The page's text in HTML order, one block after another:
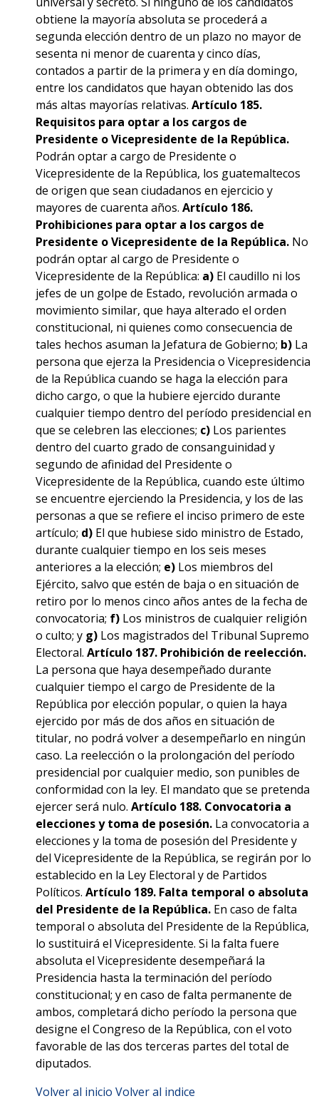
obtiene la mayoría absoluta se procederá a
segunda elección dentro de un plazo no mayor de
sesenta ni menor de cuarenta y cinco días,
contados a partir de la primera y en día domingo,
entre los candidatos que hayan obtenido las dos
más altas mayorías relativas. Artículo 185.
Requisitos para optar a los cargos de
Presidente o Vicepresidente de la República.
Podrán optar a cargo de Presidente o
Vicepresidente de la República, los guatemaltecos
de origen que sean ciudadanos en ejercicio y
mayores de cuarenta años. Artículo 186.
Prohibiciones para optar a los cargos de
Presidente o Vicepresidente de la República. No
podrán optar al cargo de Presidente o
Vicepresidente de la República: a) El caudillo ni los
jefes de un golpe de Estado, revolución armada o
movimiento similar, que haya alterado el orden
constitucional, ni quienes como consecuencia de
tales hechos asuman la Jefatura de Gobierno; b) La
persona que ejerza la Presidencia o Vicepresidencia
de la República cuando se haga la elección para
dicho cargo, o que la hubiere ejercido durante
cualquier tiempo dentro del período presidencial en
que se celebren las elecciones; c) Los parientes
dentro del cuarto grado de consanguinidad y
segundo de afinidad del Presidente o
Vicepresidente de la República, cuando este último
se encuentre ejerciendo la Presidencia, y los de las
personas a que se refiere el inciso primero de este
artículo; d) El que hubiese sido ministro de Estado,
durante cualquier tiempo en los seis meses
anteriores a la elección; e) Los miembros del
Ejército, salvo que estén de baja o en situación de
retiro por lo menos cinco años antes de la fecha de
convocatoria; f) Los ministros de cualquier religión
o culto; y g) Los magistrados del Tribunal Supremo
Electoral. Artículo 187. Prohibición de reelección.
La persona que haya desempeñado durante
cualquier tiempo el cargo de Presidente de la
República por elección popular, o quien la haya
ejercido por más de dos años en situación de
titular, no podrá volver a desempeñarlo en ningún
caso. La reelección o la prolongación del período
presidencial por cualquier medio, son punibles de
conformidad con la ley. El mandato que se pretenda
ejercer será nulo. Artículo 188. Convocatoria a
elecciones y toma de posesión. La convocatoria a
elecciones y la toma de posesión del Presidente y
del Vicepresidente de la República, se regirán por lo
establecido en la Ley Electoral y de Partidos
Políticos. Artículo 189. Falta temporal o absoluta
del Presidente de la República. En caso de falta
temporal o absoluta del Presidente de la República,
lo sustituirá el Vicepresidente. Si la falta fuere
absoluta el Vicepresidente desempeñará la
Presidencia hasta la terminación del período
constitucional; y en caso de falta permanente de
ambos, completará dicho período la persona que
designe el Congreso de la República, con el voto
favorable de las dos terceras partes del total de
diputados.
Volver al inicio Volver al indice